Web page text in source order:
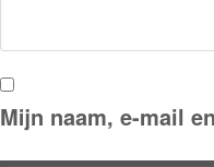
Mijn naam, e-mail